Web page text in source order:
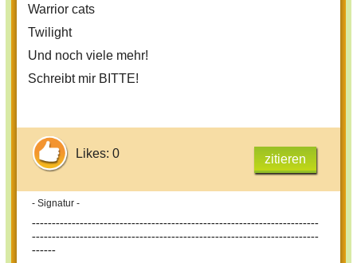
Warrior cats
Twilight
Und noch viele mehr!
Schreibt mir BITTE!
Likes: 0 zitieren
- Signatur -
------------------------------------------------------------------------
------------------------------------------------------------------------
------